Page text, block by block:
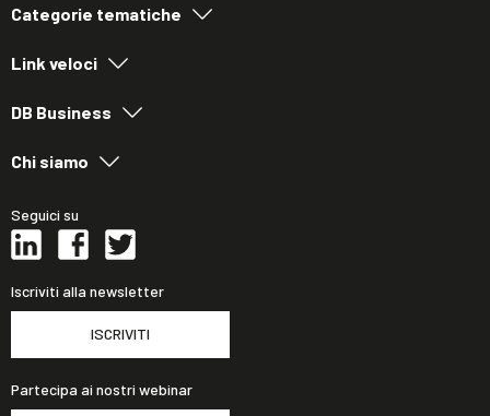
Categorie tematiche
Link veloci
DB Business
Chi siamo
Seguici su
Iscriviti alla newsletter
ISCRIVITI
Partecipa ai nostri webinar